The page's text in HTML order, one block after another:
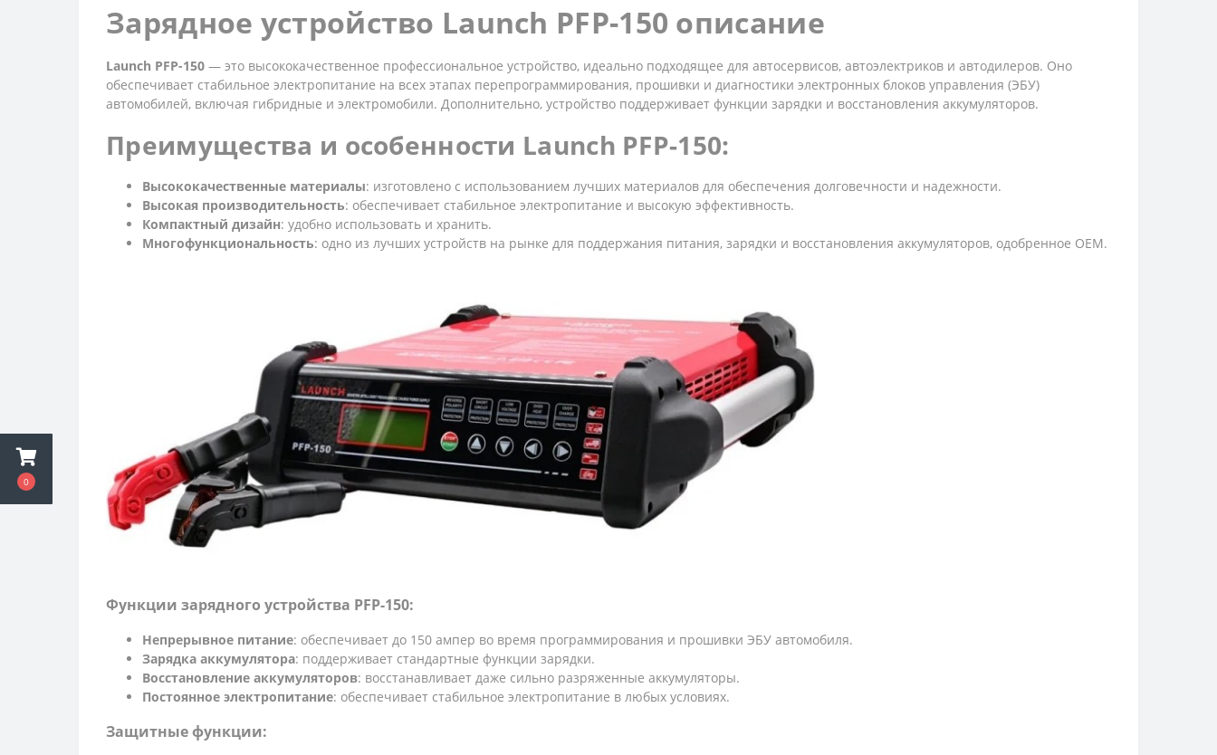
0
Зарядное устройство Launch PFP-150 описание
Launch PFP-150 — это высококачественное профессиональное устройство, идеально подходящее для автосервисов, автоэлектриков и автодилеров. Оно
обеспечивает стабильное электропитание на всех этапах перепрограммирования, прошивки и диагностики электронных блоков управления (ЭБУ)
автомобилей, включая гибридные и электромобили. Дополнительно, устройство поддерживает функции зарядки и восстановления аккумуляторов.
Преимущества и особенности Launch PFP-150:
Высококачественные материалы: изготовлено с использованием лучших материалов для обеспечения долговечности и надежности.
Высокая производительность: обеспечивает стабильное электропитание и высокую эффективность.
Компактный дизайн: удобно использовать и хранить.
Многофункциональность: одно из лучших устройств на рынке для поддержания питания, зарядки и восстановления аккумуляторов, одобренное OEM.
Функции зарядного устройства PFP-150:
Непрерывное питание: обеспечивает до 150 ампер во время программирования и прошивки ЭБУ автомобиля.
Зарядка аккумулятора: поддерживает стандартные функции зарядки.
Восстановление аккумуляторов: восстанавливает даже сильно разряженные аккумуляторы.
Постоянное электропитание: обеспечивает стабильное электропитание в любых условиях.
Защитные функции: